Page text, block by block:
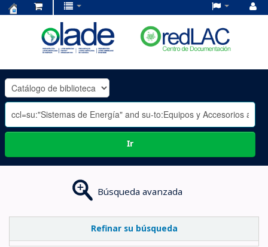
OLADE
-
Ir
Búsqueda avanzada
Refinar su búsqueda